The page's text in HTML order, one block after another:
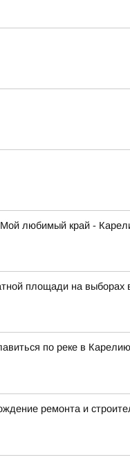
любимый край -
площади на выборах
по реке в
ремонта и